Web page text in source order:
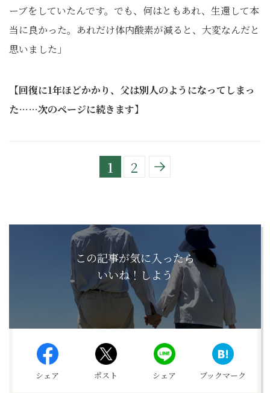
ーブをしていたんです。でも、何はともあれ、生還して本
当に良かった。あれだけ体内酸素が減ると、大変なんだと
思いました」
【回復に1年ほどかかり、父は別人のようになってしまっ
た……次のページに続きます】
1 2
この記事が気に入ったら
いいね！しよう
シェア ポスト シェア ブックマーク